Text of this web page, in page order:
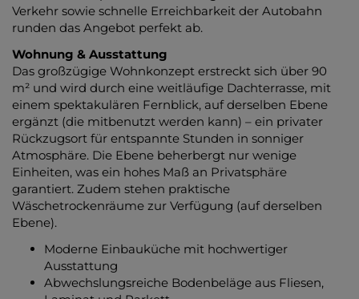
Verkehr sowie schnelle Erreichbarkeit der Autobahn
runden das Angebot perfekt ab.
Wohnung & Ausstattung
Das großzügige Wohnkonzept erstreckt sich über 90
m² und wird durch eine weitläufige Dachterrasse, mit
einem spektakulären Fernblick, auf derselben Ebene
ergänzt (die mitbenutzt werden kann) – ein privater
Rückzugsort für entspannte Stunden in sonniger
Atmosphäre. Die Ebene beherbergt nur wenige
Einheiten, was ein hohes Maß an Privatsphäre
garantiert. Zudem stehen praktische
Wäschetrockenräume zur Verfügung (auf derselben
Ebene).
Moderne Einbauküche mit hochwertiger
Ausstattung
Abwechslungsreiche Bodenbeläge aus Fliesen,